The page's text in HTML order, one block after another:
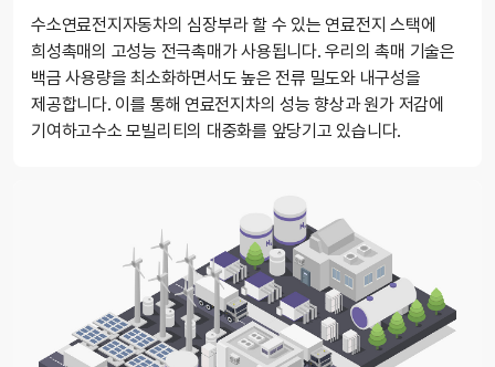
수소연료전지자동차의 심장부라 할 수 있는 연료전지 스택에
희성촉매의 고성능 전극촉매가 사용됩니다. 우리의 촉매 기술은
백금 사용량을 최소화하면서도 높은 전류 밀도와 내구성을
제공합니다. 이를 통해 연료전지차의 성능 향상과 원가 저감에
기여하고수소 모빌리티의 대중화를 앞당기고 있습니다.